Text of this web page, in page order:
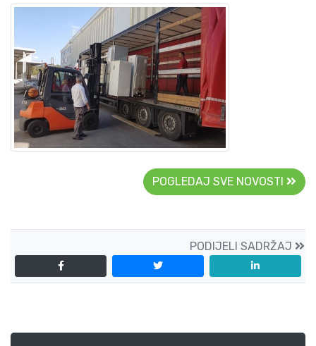
POGLEDAJ SVE NOVOSTI
PODIJELI SADRŽAJ